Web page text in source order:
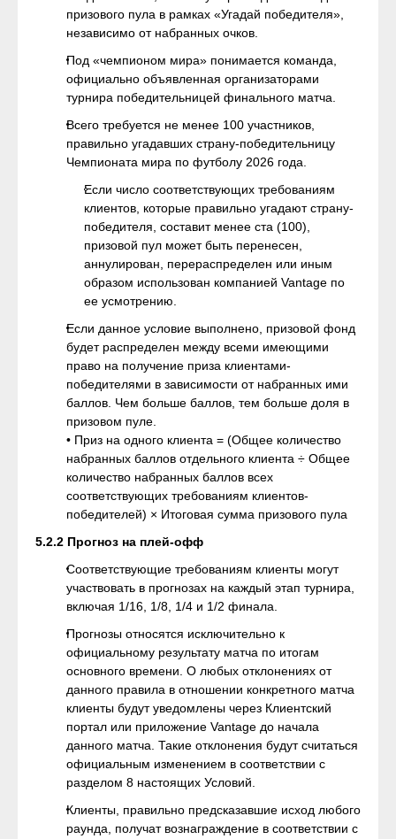
призового пула в рамках «Угадай победителя»,
независимо от набранных очков.
Под «чемпионом мира» понимается команда,
официально объявленная организаторами
турнира победительницей финального матча.
Всего требуется не менее 100 участников,
правильно угадавших страну-победительницу
Чемпионата мира по футболу 2026 года.
Если число соответствующих требованиям
клиентов, которые правильно угадают страну-
победителя, составит менее ста (100),
призовой пул может быть перенесен,
аннулирован, перераспределен или иным
образом использован компанией Vantage по
ее усмотрению.
Если данное условие выполнено, призовой фонд
будет распределен между всеми имеющими
право на получение приза клиентами-
победителями в зависимости от набранных ими
баллов. Чем больше баллов, тем больше доля в
призовом пуле.
• Приз на одного клиента = (Общее количество
набранных баллов отдельного клиента ÷ Общее
количество набранных баллов всех
соответствующих требованиям клиентов-
победителей) × Итоговая сумма призового пула
5.2.2 Прогноз на плей-офф
Соответствующие требованиям клиенты могут
участвовать в прогнозах на каждый этап турнира,
включая 1/16, 1/8, 1/4 и 1/2 финала.
Прогнозы относятся исключительно к
официальному результату матча по итогам
основного времени. О любых отклонениях от
данного правила в отношении конкретного матча
клиенты будут уведомлены через Клиентский
портал или приложение Vantage до начала
данного матча. Такие отклонения будут считаться
официальным изменением в соответствии с
разделом 8 настоящих Условий.
Клиенты, правильно предсказавшие исход любого
раунда, получат вознаграждение в соответствии с